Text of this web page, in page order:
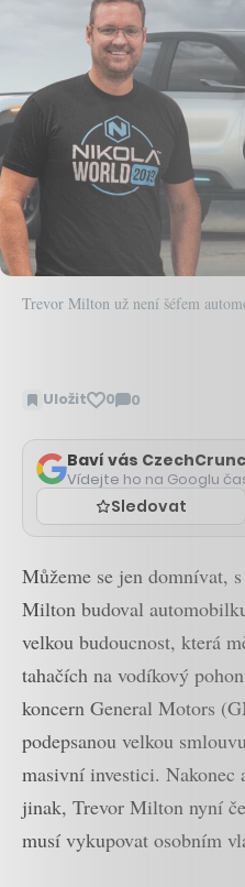
Trevor Milton už není šéfem
Uložit 0 0
Zobrazit
Baví vás
Vídejte ho na Googlu
Sledovat
Můžeme se jen domnívat,
Milton budoval
velkou budoucnost, která
tahačích na vodíkový
koncern General Motors
podepsanou velkou
masivní investici. Nakonec
jinak, Trevor Milton nyní
musí vykupovat osobním